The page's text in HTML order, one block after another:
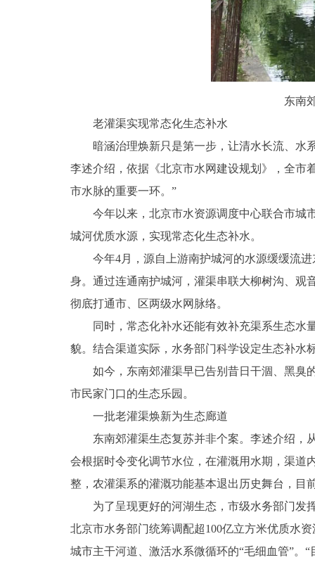
东南
老灌渠实现常态化生态补水
暗涵治理焕新只是第一步，让清水长流、水
李述介绍，依据《北京市水网建设规划》，全市
市水脉的重要一环。”
今年以来，北京市水资源调度中心联合市城
城河优质水源，实现常态化生态补水。
今年4月，源自上游南护城河的水源缓缓流
身。通过连通南护城河，灌渠串联大柳树沟、观
彻底打通市、区两级水网脉络。
同时，常态化补水还能有效补充渠系生态水
貌。结合渠道实际，水务部门科学设定生态补水
如今，东南郊灌渠早已告别昔日干涸、黑臭
市民家门口的生态乐园。
一批老灌渠焕新为生态廊道
东南郊灌渠生态复苏并非个案。李述介绍，
会根据时令变化调节水位，在灌溉用水期，渠道
整，农灌渠系的灌溉功能基本退出历史舞台，目
为了呈现更好的河湖生态，市级水务部门发
北京市水务部门统筹调配超100亿立方米优质水
城市主干河道、激活水系微循环的“毛细血管”。